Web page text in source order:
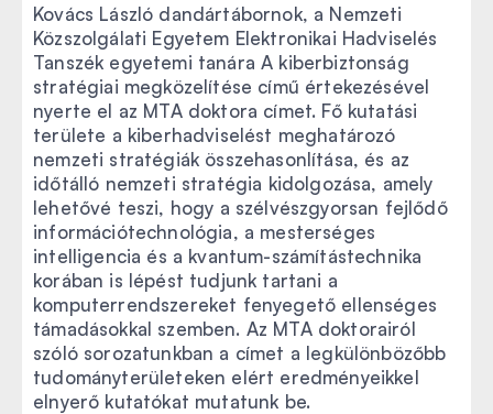
Kovács László dandártábornok, a Nemzeti
Közszolgálati Egyetem Elektronikai Hadviselés
Tanszék egyetemi tanára A kiberbiztonság
stratégiai megközelítése című értekezésével
nyerte el az MTA doktora címet. Fő kutatási
területe a kiberhadviselést meghatározó
nemzeti stratégiák összehasonlítása, és az
időtálló nemzeti stratégia kidolgozása, amely
lehetővé teszi, hogy a szélvészgyorsan fejlődő
információtechnológia, a mesterséges
intelligencia és a kvantum-számítástechnika
korában is lépést tudjunk tartani a
komputerrendszereket fenyegető ellenséges
támadásokkal szemben. Az MTA doktorairól
szóló sorozatunkban a címet a legkülönbözőbb
tudományterületeken elért eredményeikkel
elnyerő kutatókat mutatunk be.